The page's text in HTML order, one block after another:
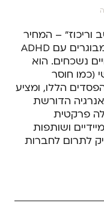
– המחיר
הכלכלי והרגשי הכבד שמשלמים מבוגרים עם ADHD
נשכחים. הוא
(כמו חוסר
הללו, ומציע
הדורשת
פרקטית
ושותפות
לתרום לחברות